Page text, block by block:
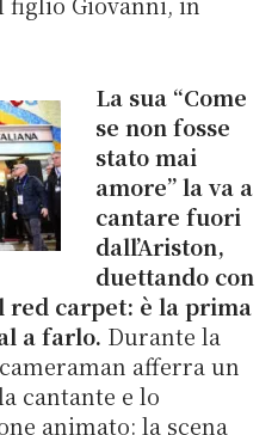
La sua “Come
se non fosse
stato mai
amore” la va a
cantare fuori
dall’Ariston,
duettando con
red carpet: è la prima
a farlo. Durante la
afferra un
cantante e lo
animato: la scena